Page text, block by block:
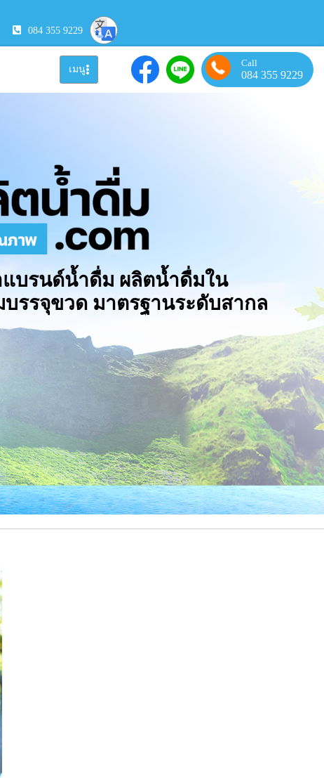
084 355 9229
เมนู
Call
084 355 9229
บรนด์น้ำดื่ม ผลิตน้ำดื่มใน
รรจุขวด มาตรฐานระดับสากล